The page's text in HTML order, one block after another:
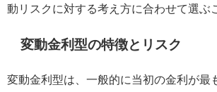
動リスクに対する考え方に合わせて選ぶ
変動金利型の特徴とリスク
変動金利型は、一般的に当初の金利が最